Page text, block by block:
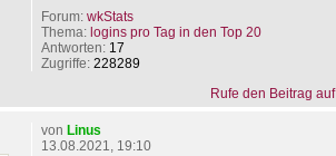
Forum: wkStats
Thema: logins pro Tag in den Top 20
Antworten: 17
Zugriffe: 228289
Rufe den Beitrag auf
von Linus
13.08.2021, 19:10